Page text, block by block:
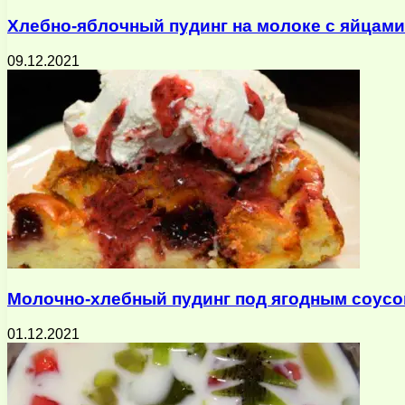
Хлебно-яблочный пудинг на молоке с яйцами
09.12.2021
Молочно-хлебный пудинг под ягодным
01.12.2021